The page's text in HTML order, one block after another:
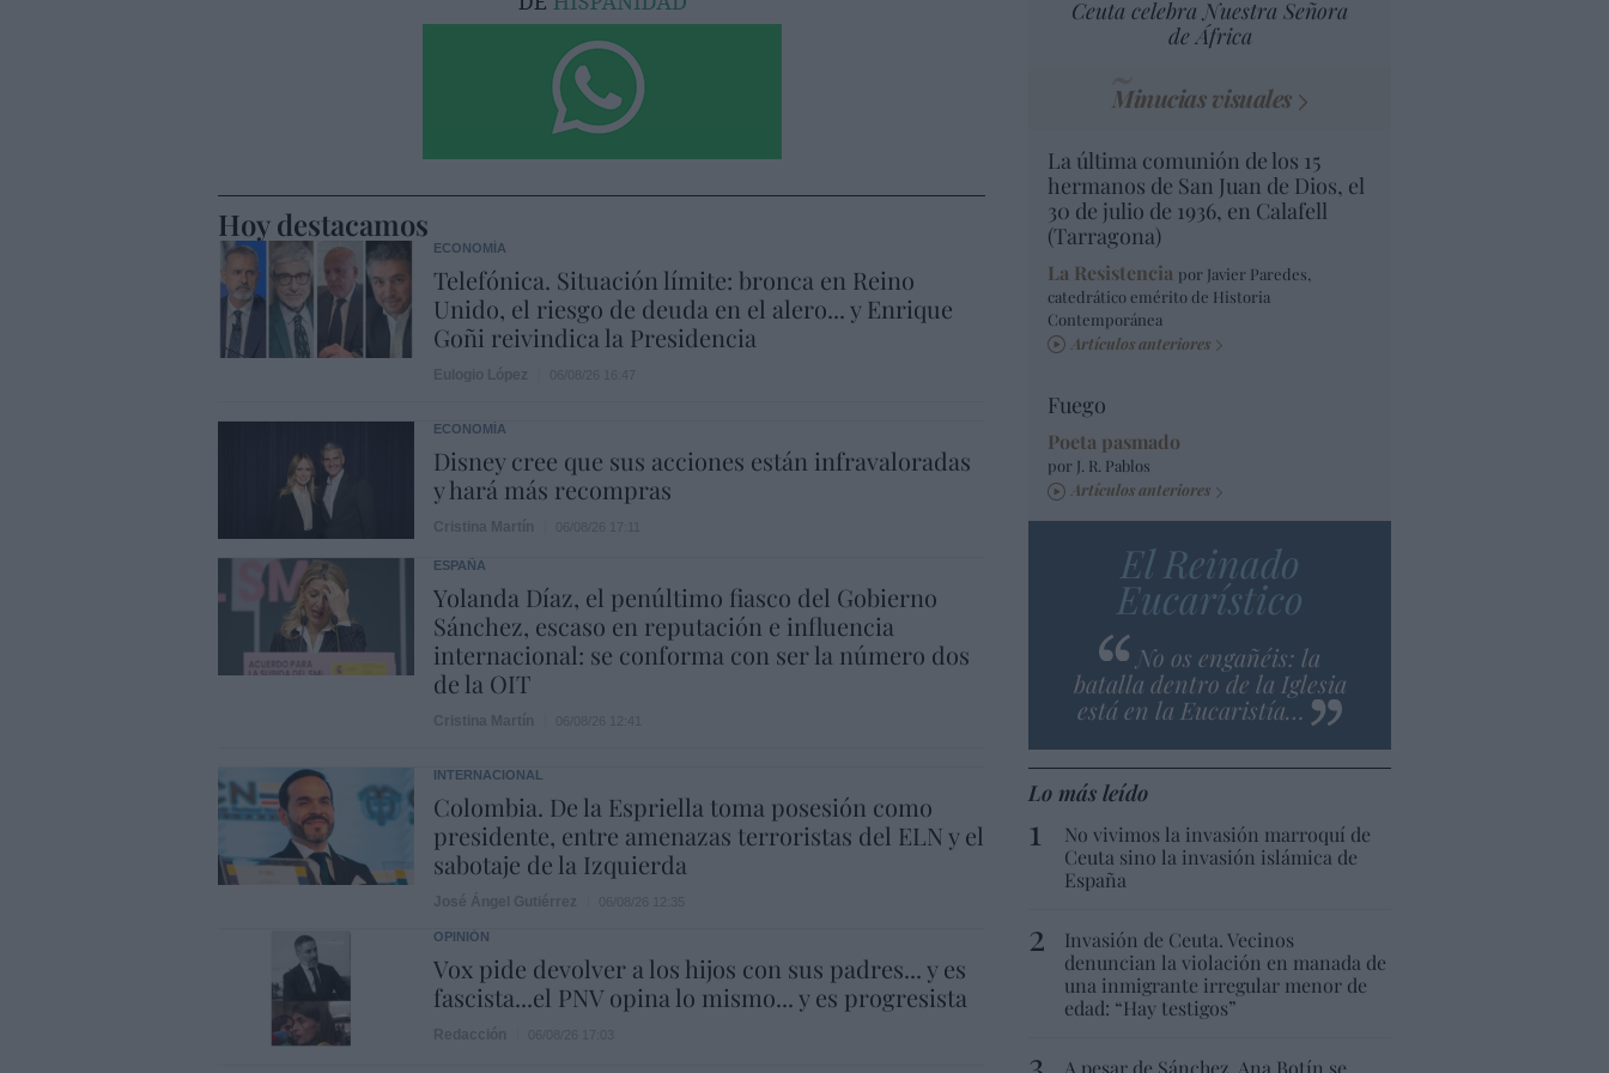
Hoy destacamos
ECONOMÍA
Telefónica. Situación límite: bronca en Reino
Unido, el riesgo de deuda en el alero... y Enrique
Goñi reivindica la Presidencia
ECONOMÍA
Disney cree que sus acciones están infravaloradas
y hará más recompras
ESPAÑA
Yolanda Díaz, el penúltimo fiasco del Gobierno
Sánchez, escaso en reputación e influencia
internacional: se conforma con ser la número dos
de la OIT
INTERNACIONAL
Colombia. De la Espriella toma posesión como
presidente, entre amenazas terroristas del ELN y el
sabotaje de la Izquierda
OPINIÓN
Vox pide devolver a los hijos con sus padres... y es
fascista...el PNV opina lo mismo... y es progresista
Ceuta celebra Nuestra Señora
de África
Minucias visuales
La última comunión de los 15
hermanos de San Juan de Dios, el
30 de julio de 1936, en Calafell
(Tarragona)
La Resistencia por Javier Paredes,
catedrático emérito de Historia
Contemporánea
Artículos anteriores
Fuego
Poeta pasmado
por J. R. Pablos
Artículos anteriores
El Reinado
Eucarístico
No os engañéis: la
batalla dentro de la Iglesia
está en la Eucaristía…
Lo más leído
No vivimos la invasión marroquí de
Ceuta sino la invasión islámica de
España
Invasión de Ceuta. Vecinos
denuncian la violación en manada de
una inmigrante irregular menor de
edad: “Hay testigos”
A pesar de Sánchez, Ana Botín se